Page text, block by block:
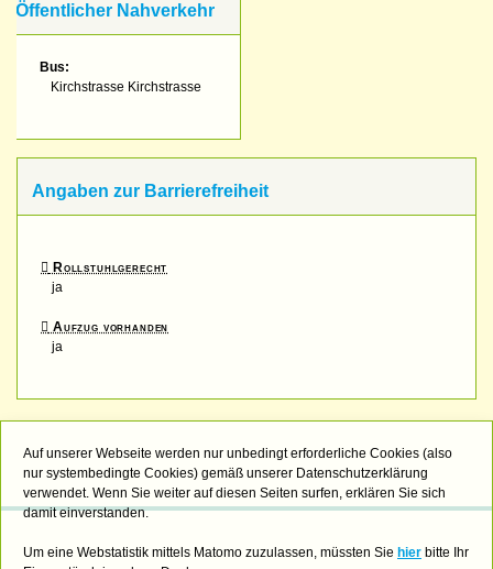
Auf unserer Webseite werden nur unbedingt erforderliche Cookies (also
nur systembedingte Cookies) gemäß unserer Datenschutzerklärung
verwendet. Wenn Sie weiter auf diesen Seiten surfen, erklären Sie sich
damit einverstanden.
Um eine Webstatistik mittels Matomo zuzulassen, müssten Sie hier bitte Ihr
Öffentlicher Nahverkehr
Bus:
Kirchstrasse Kirchstrasse
Angaben zur Barrierefreiheit
Rollstuhlgerecht
ja
Aufzug vorhanden
ja